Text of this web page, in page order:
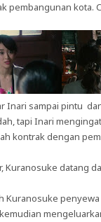
pembangunan kota.
Inari sampai pintu
tapi Inari
kontrak dengan
Kuranosuke datang
Kuranosuke